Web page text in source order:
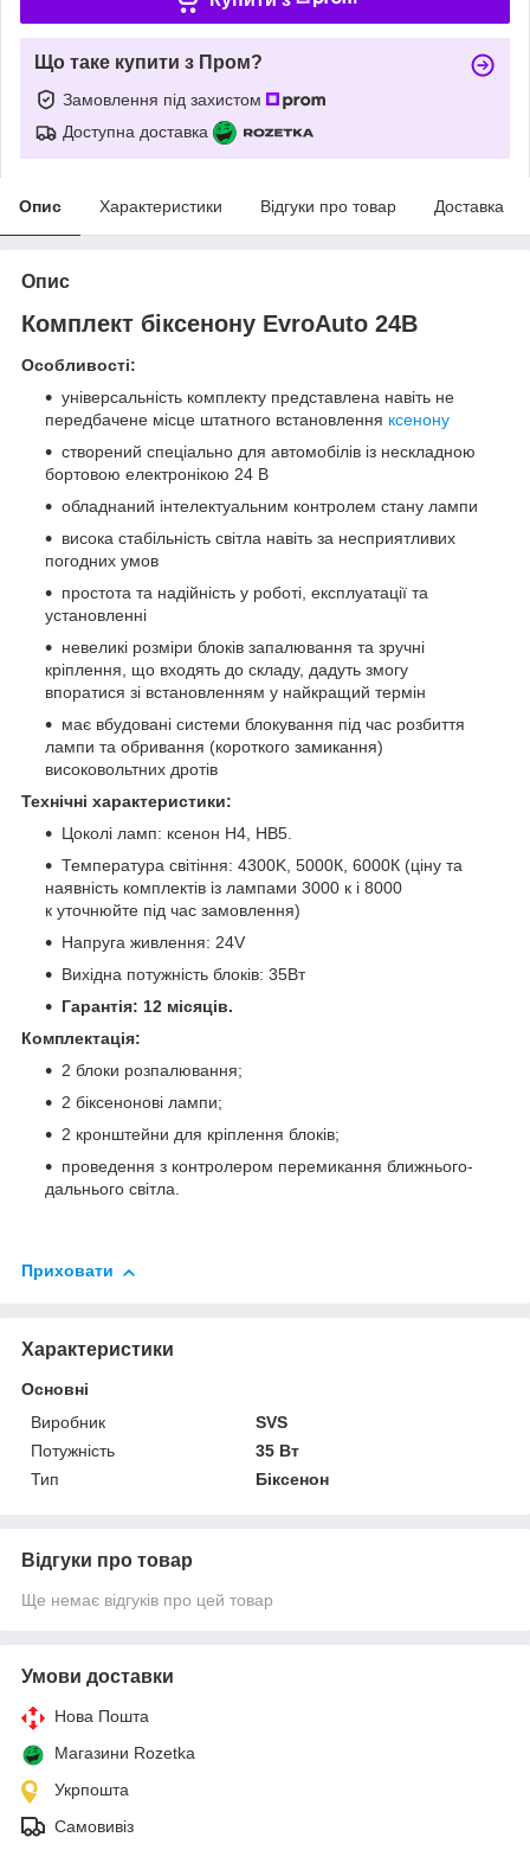
Що таке купити з Пром?
Замовлення під захистом
Доступна доставка
Опис Характеристики Відгуки про товар Доставка
Опис
Комплект біксенону EvroAuto 24В
Особливості:
універсальність комплекту представлена навіть не
передбачене місце штатного встановлення ксенону
створений спеціально для автомобілів із нескладною
бортовою електронікою 24 В
обладнаний інтелектуальним контролем стану лампи
висока стабільність світла навіть за несприятливих
погодних умов
простота та надійність у роботі, експлуатації та
установленні
невеликі розміри блоків запалювання та зручні
кріплення, що входять до складу, дадуть змогу
впоратися зі встановленням у найкращий термін
має вбудовані системи блокування під час розбиття
лампи та обривання (короткого замикання)
високовольтних дротів
Технічні характеристики:
Цоколі ламп: ксенон H4, НВ5.
Температура світіння: 4300K, 5000К, 6000К (ціну та
наявність комплектів із лампами 3000 к і 8000
к уточнюйте під час замовлення)
Напруга живлення: 24V
Вихідна потужність блоків: 35Bт
Гарантія: 12 місяців.
Комплектація:
2 блоки розпалювання;
2 біксенонові лампи;
2 кронштейни для кріплення блоків;
проведення з контролером перемикання ближнього-
дальнього світла.
Приховати
Характеристики
Основні
Виробник
SVS
Потужність
35 Вт
Тип
Біксенон
Відгуки про товар
Ще немає відгуків про цей товар
Умови доставки
Нова Пошта
Магазини Rozetka
Укрпошта
Самовивіз